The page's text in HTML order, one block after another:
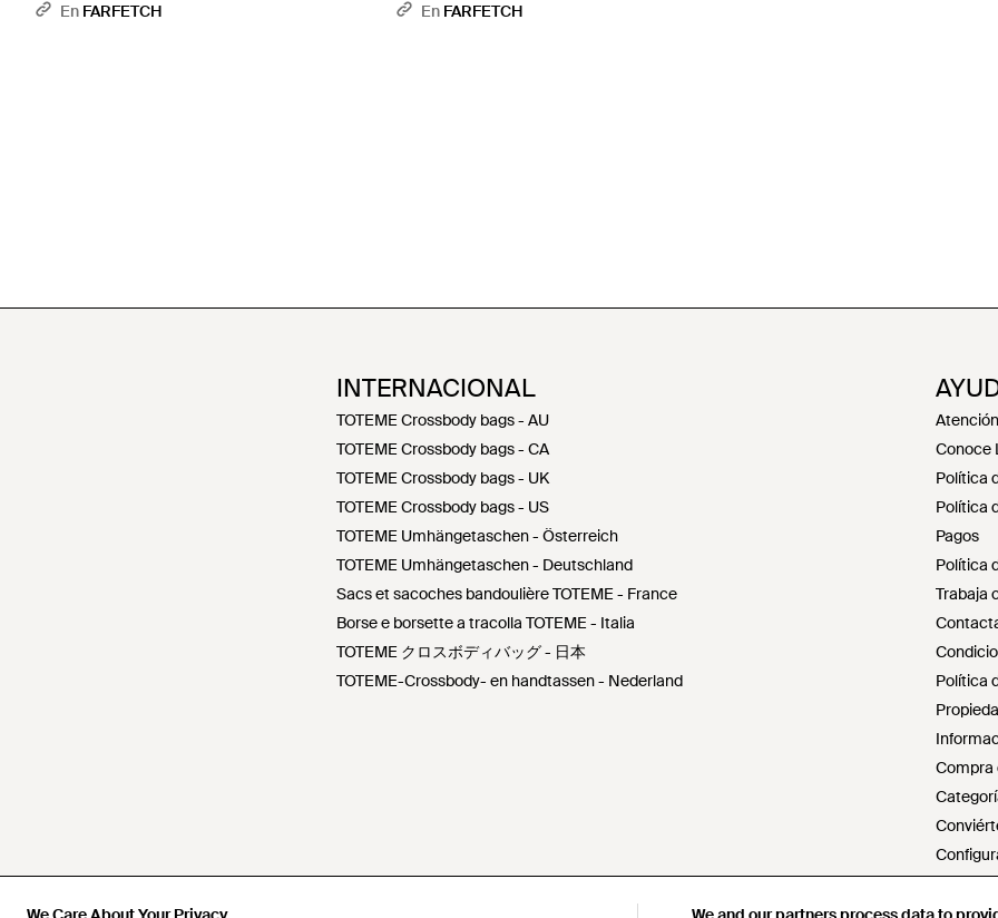
En FARFETCH
En FARFETCH
INTERNACIONAL
TOTEME Crossbody bags - AU
TOTEME Crossbody bags - CA
TOTEME Crossbody bags - UK
TOTEME Crossbody bags - US
TOTEME Umhängetaschen - Österreich
TOTEME Umhängetaschen - Deutschland
Sacs et sacoches bandoulière TOTEME - France
Borse e borsette a tracolla TOTEME - Italia
TOTEME クロスボディバッグ - 日本
TOTEME-Crossbody- en handtassen - Nederland
Conoce
Política
Política
Pagos
Política
Trabaja
Política
Compra
No